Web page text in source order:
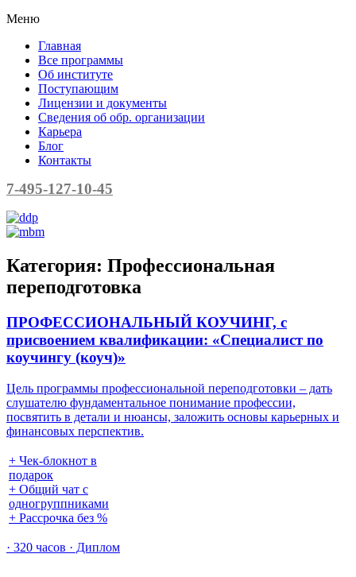
Меню
Главная
Все программы
Об институте
Поступающим
Лицензии и документы
Сведения об обр. организации
Карьера
Блог
Контакты
7-495-127-10-45
Категория: Профессиональная
переподготовка
ПРОФЕССИОНАЛЬНЫЙ КОУЧИНГ, с
присвоением квалификации: «Специалист по
коучингу (коуч)»
Цель программы профессиональной переподготовки – дать
слушателю фундаментальное понимание профессии,
посвятить в детали и нюансы, заложить основы карьерных и
финансовых перспектив.
+ Чек-блокнот в
подарок
+ Общий чат с
одногруппниками
+ Рассрочка без %
· 320 часов · Диплом